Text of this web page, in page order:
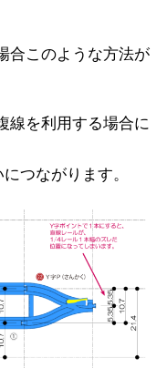
合このような方法が
線を利用する場合に
つながります。